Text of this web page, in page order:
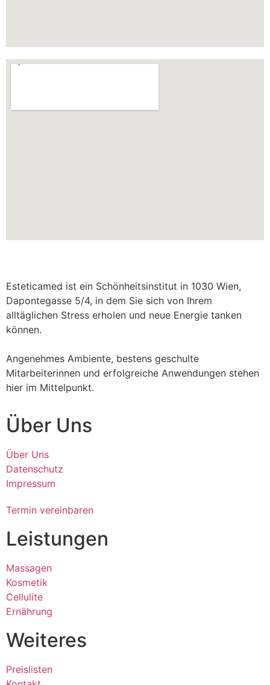
Esteticamed ist ein Schönheitsinstitut in 1030 Wien,
Dapontegasse 5/4, in dem Sie sich von Ihrem
alltäglichen Stress erholen und neue Energie tanken
können.
Angenehmes Ambiente, bestens geschulte
Mitarbeiterinnen und erfolgreiche Anwendungen stehen
hier im Mittelpunkt.
Über Uns
Über Uns
Datenschutz
Impressum
Termin vereinbaren
Leistungen
Massagen
Kosmetik
Cellulite
Ernährung
Weiteres
Preislisten